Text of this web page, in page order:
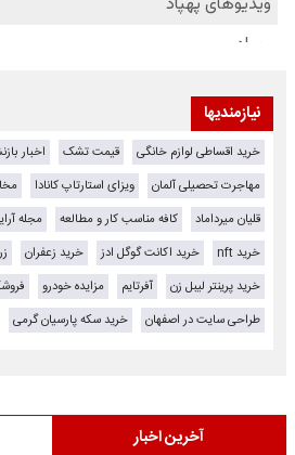
نیازمندیها
خرید اقساطی لوازم خانگی قیمت تشک
اخبار
مهاجرت تحصیلی آلمان
ویزای استارتاپ کانادا
قلیان میرداماد
کافه مناسب کار و مطالعه مجله
خرید nft
خرید اکانت گوگل ادز خرید زعفران
خرید پرینتر لیبل زن
آفرتایم مزایده خودرو
طراحی سایت در اصفهان
خرید سکه پارسیان گرمی
آخرین اخبار